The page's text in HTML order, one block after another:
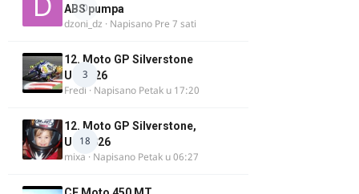
0
ABS pumpa
dzoni_dz · Napisano Pre 7 sati
3
12. Moto GP Silverstone
UK 2026
Fredi · Napisano Petak u 17:20
18
12. Moto GP Silverstone,
UK, 2026
mixa · Napisano Petak u 06:27